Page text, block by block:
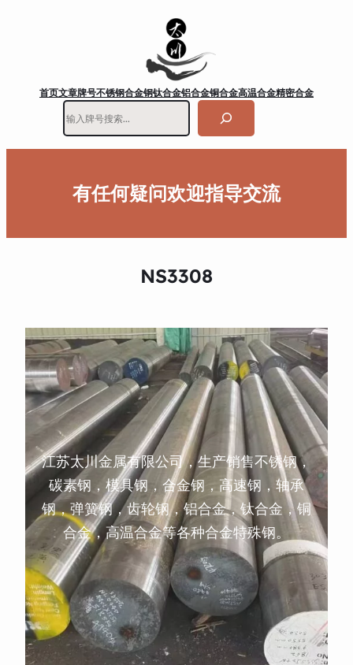
首页文章牌号不锈钢合金钢钛合金铝合金铜合金高温合金精密合金
有任何疑问欢迎指导交流
NS3308
江苏太川金属有限公司，生产销售不锈钢，
碳素钢，模具钢，合金钢，高速钢，轴承
钢，弹簧钢，齿轮钢，铝合金，钛合金，铜
合金，高温合金等各种合金特殊钢。